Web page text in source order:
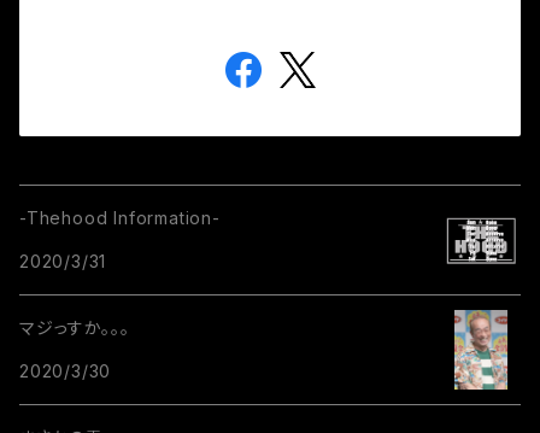
-Thehood Information-
2020/3/31
マジっすか。。。
2020/3/30